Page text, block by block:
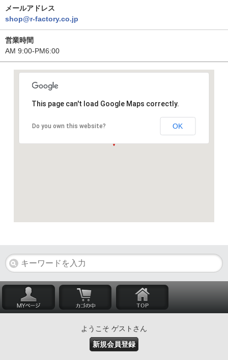
メールアドレス
shop@r-factory.co.jp
営業時間
AM 9:00-PM6:00
This page can't load Google Maps correctly.
Do you own this website? OK
ようこそ ゲストさん
新規会員登録